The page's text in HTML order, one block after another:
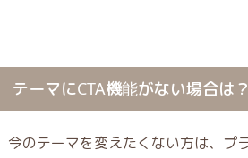
テーマにCTA機能がない場合は？
今のテーマを変えたくない方は、プ